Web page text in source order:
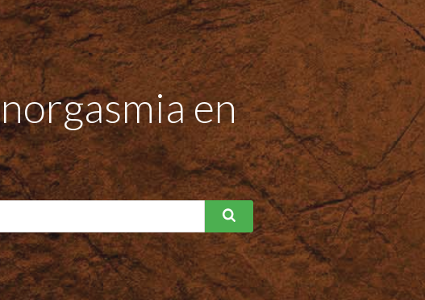
en